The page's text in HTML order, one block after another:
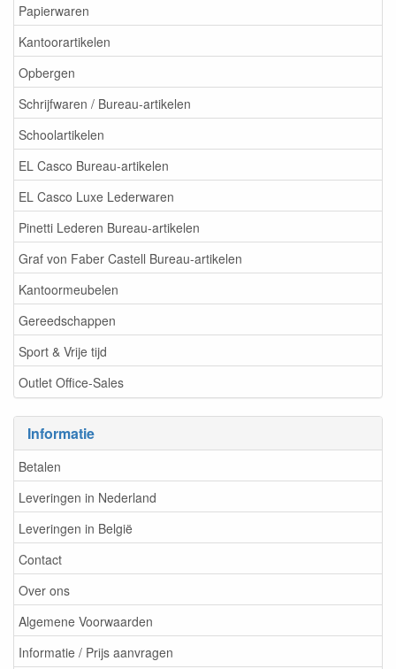
Papierwaren
Kantoorartikelen
Opbergen
Schrijfwaren / Bureau-artikelen
Schoolartikelen
EL Casco Bureau-artikelen
EL Casco Luxe Lederwaren
Pinetti Lederen Bureau-artikelen
Graf von Faber Castell Bureau-artikelen
Kantoormeubelen
Gereedschappen
Sport & Vrije tijd
Outlet Office-Sales
Informatie
Betalen
Leveringen in Nederland
Leveringen in België
Contact
Over ons
Algemene Voorwaarden
Informatie / Prijs aanvragen